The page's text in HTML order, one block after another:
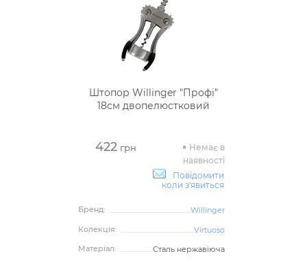
Штопор Willinger "Профі"
18см двопелюстковий
422 грн
Немає в
наявності
Повідомити
коли з'явиться
Бренд:
Willinger
Колекція:
Virtuoso
Матеріал:
Сталь нержавіюча